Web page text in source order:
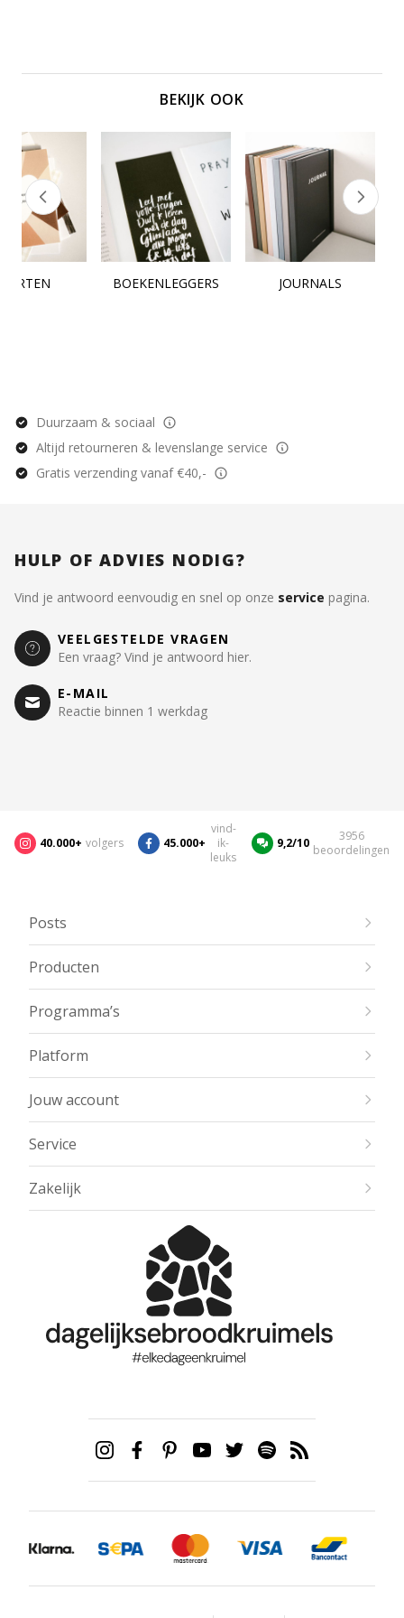
BEKIJK OOK
BOEKENLEGGERS JOURNALS
Duurzaam & sociaal
Altijd retourneren & levenslange service
Gratis verzending vanaf €40,-
HULP OF ADVIES NODIG?
Vind je antwoord eenvoudig en snel op onze service pagina.
VEELGESTELDE VRAGEN
Een vraag? Vind je antwoord hier.
E-MAIL
Reactie binnen 1 werkdag
40.000+ volgers 45.000+
vind-
ik-
leuks
9,2/10
3956
beoordelingen
Posts
Producten
Programma’s
Platform
Jouw account
Service
Zakelijk